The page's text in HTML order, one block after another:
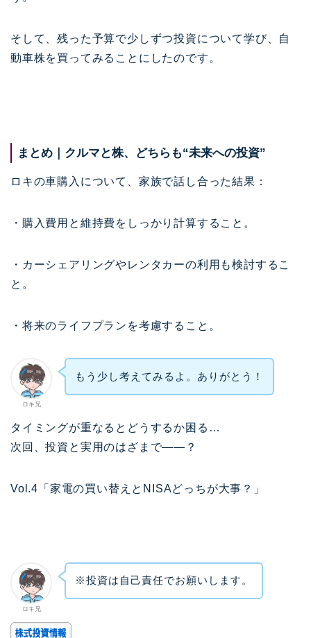
そして、残った予算で少しずつ投資について学び、自
動車株を買ってみることにしたのです。
まとめ｜クルマと株、どちらも“未来への投資”
ロキの車購入について、家族で話し合った結果：
・購入費用と維持費をしっかり計算すること。
・カーシェアリングやレンタカーの利用も検討するこ
と。
・将来のライフプランを考慮すること。
ロキ兄
もう少し考えてみるよ。ありがとう！
タイミングが重なるとどうするか困る…
次回、投資と実用のはざまで——？
Vol.4「家電の買い替えとNISAどっちが大事？」
ロキ兄
※投資は自己責任でお願いします。